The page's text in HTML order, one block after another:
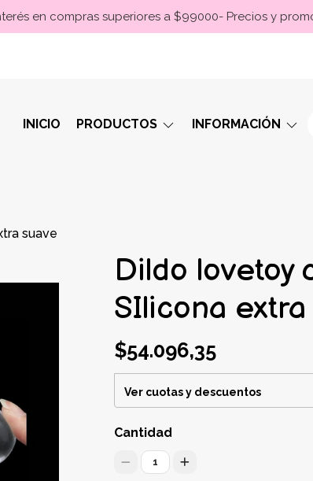
en compras superiores a $99000- Precios y
INICIO PRODUCTOS INFORMACIÓN
suave
Dildo lovetoy
SIlicona
$54.096,35
Ver cuotas y descuentos
Cantidad
1